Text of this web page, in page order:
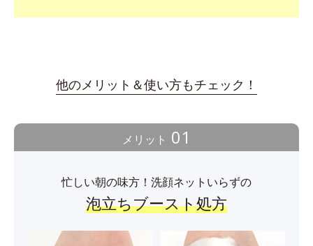
他のメリット＆使い方もチェック！
メリット 01
忙しい朝の味方！洗顔ネットいらずの
泡立ちブースト処方